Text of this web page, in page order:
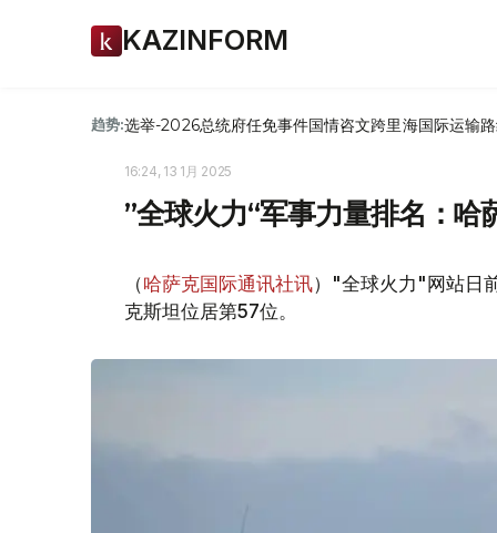
KAZINFORM
趋势:选举-2026总统府任免事件国情咨文跨里海国际运输
16:24, 13 1月 2025
”全球火力“军事力量排名：哈
（哈萨克国际通讯社讯）"全球火力"网站日
克斯坦位居第57位。